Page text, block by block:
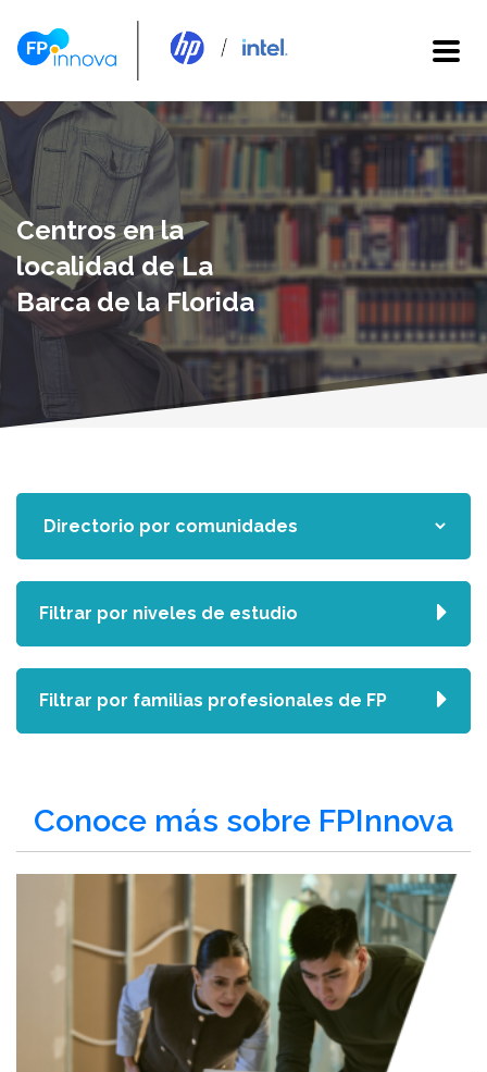
Centros en la
localidad de La
Barca de la Florida
Conoce más sobre FPInnova
Filtrar por niveles de estudio
Filtrar por familias profesionales de FP